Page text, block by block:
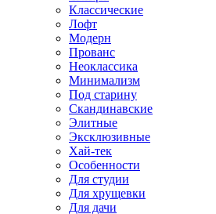
Классические
Лофт
Модерн
Прованс
Неоклассика
Минимализм
Под старину
Скандинавские
Элитные
Эксклюзивные
Хай-тек
Особенности
Для студии
Для хрущевки
Для дачи